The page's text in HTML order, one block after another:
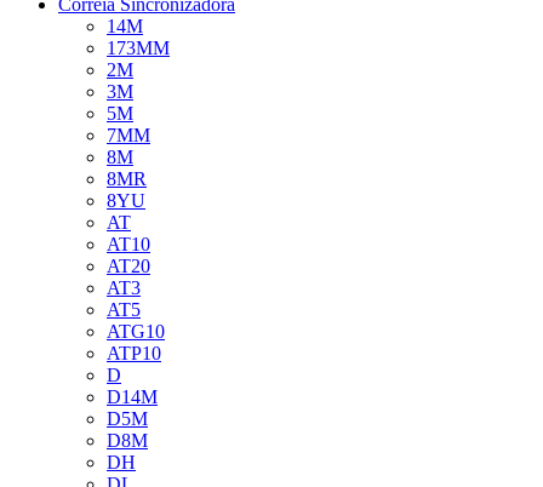
Correia Sincronizadora
14M
173MM
2M
3M
5M
7MM
8M
8MR
8YU
AT
AT10
AT20
AT3
AT5
ATG10
ATP10
D
D14M
D5M
D8M
DH